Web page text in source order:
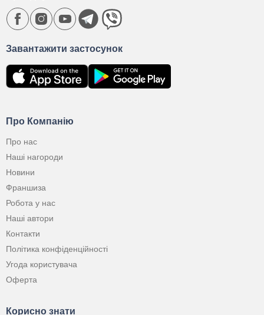
Про Компанію
Про нас
Наші нагороди
Новини
Франшиза
Робота у нас
Наші автори
Контакти
Політика конфіденційності
Угода користувача
Оферта
Корисно знати
Завантажити застосунок